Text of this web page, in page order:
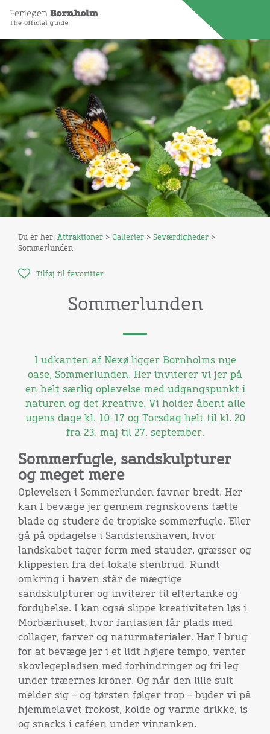
Du er her: Attraktioner > Gallerier > Seværdigheder >
Sommerlunden
Tilføj til favoritter
Sommerlunden
I udkanten af Nexø ligger Bornholms nye
oase, Sommerlunden. Her inviterer vi jer på
en helt særlig oplevelse med udgangspunkt i
naturen og det kreative. Vi holder åbent alle
ugens dage kl. 10-17 og Torsdag helt til kl. 20
fra 23. maj til 27. september.
Sommerfugle, sandskulpturer
og meget mere
Oplevelsen i Sommerlunden favner bredt. Her
kan I bevæge jer gennem regnskovens tætte
blade og studere de tropiske sommerfugle. Eller
gå på opdagelse i Sandstenshaven, hvor
landskabet tager form med stauder, græsser og
klippesten fra det lokale stenbrud. Rundt
omkring i haven står de mægtige
sandskulpturer og inviterer til eftertanke og
fordybelse. I kan også slippe kreativiteten løs i
Morbærhuset, hvor fantasien får plads med
collager, farver og naturmaterialer. Har I brug
for at bevæge jer i et lidt højere tempo, venter
skovlegepladsen med forhindringer og fri leg
under træernes kroner. Og når den lille sult
melder sig – og tørsten følger trop – byder vi på
hjemmelavet frokost, kolde og varme drikke, is
og snacks i caféen under vinranken.